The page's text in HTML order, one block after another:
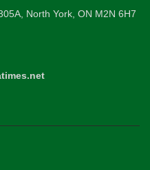
North York, ON M2N 6H7